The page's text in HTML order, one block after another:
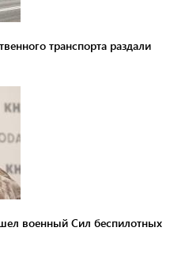
транспорта раздали
военный Сил беспилотных